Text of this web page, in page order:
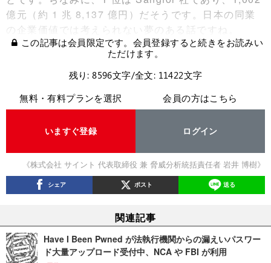
億元（約 1 兆 8,137 億円）だそうです。日本の同業
の企業価値では考えられない夢のある話ですね。
この記事は会員限定です。会員登録すると続きをお読みい
ただけます。
残り: 8596文字/全文: 11422文字
無料・有料プランを選択
いますぐ登録
会員の方はこちら
ログイン
《株式会社 サイント 代表取締役 兼 脅威分析統括責任者 岩井 博樹》
シェア ポスト 送る
関連記事
Have I Been Pwned が法執行機関からの漏えいパスワー
ド大量アップロード受付中、NCA や FBI が利用